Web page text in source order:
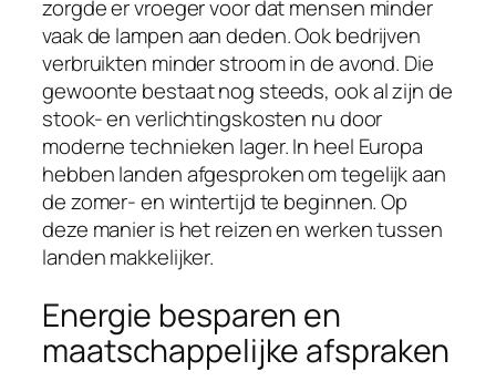
zorgde er vroeger voor dat mensen minder
vaak de lampen aan deden. Ook bedrijven
verbruikten minder stroom in de avond. Die
gewoonte bestaat nog steeds, ook al zijn de
stook- en verlichtingskosten nu door
moderne technieken lager. In heel Europa
hebben landen afgesproken om tegelijk aan
de zomer- en wintertijd te beginnen. Op
deze manier is het reizen en werken tussen
landen makkelijker.
Energie besparen en
maatschappelijke afspraken